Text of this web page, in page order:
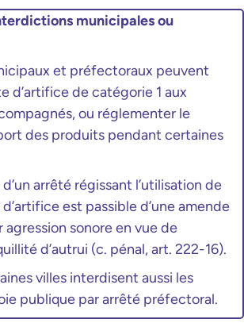
municipales ou
et préfectoraux peuvent
d’artifice de catégorie 1 aux
ou réglementer le
des produits pendant certaines
arrêté régissant l’utilisation de
est passible d’une amende
sonore en vue de
d’autrui (c. pénal, art. 222-16).
villes interdisent aussi les
publique par arrêté préfectoral.